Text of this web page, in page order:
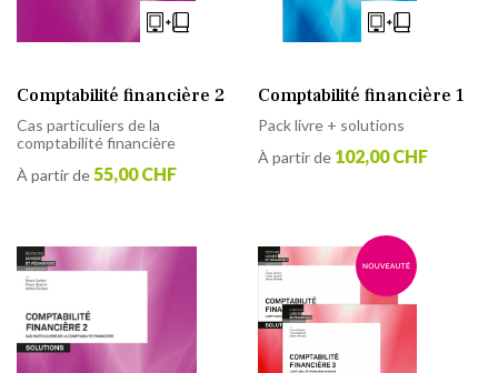
Comptabilité financière 2
Cas particuliers de la
comptabilité financière
À partir de 55,00 CHF
Comptabilité financière 1
Pack livre + solutions
À partir de 102,00 CHF